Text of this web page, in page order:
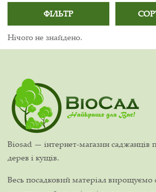
ФІЛЬТР
Нічого не знайдено.
Biosad — інтернет-магазин саджанців
дерев і кущів.
Весь посадковий матеріал вирощуємо